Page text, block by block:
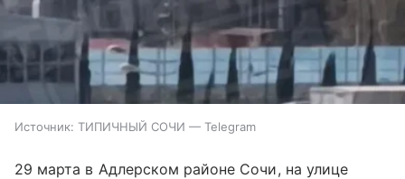
Источник: ТИПИЧНЫЙ СОЧИ — Telegram
29 марта в Адлерском районе Сочи, на улице